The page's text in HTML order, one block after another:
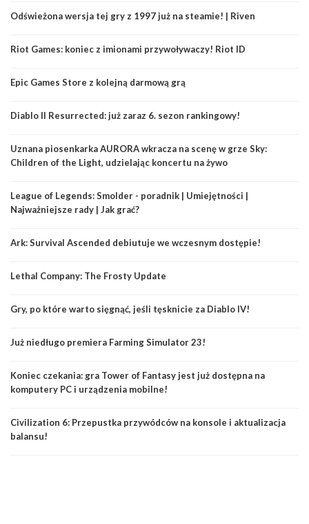
Odświeżona wersja tej gry z 1997 już na steamie! | Riven
Riot Games: koniec z imionami przywoływaczy! Riot ID
Epic Games Store z kolejną darmową grą
Diablo II Resurrected: już zaraz 6. sezon rankingowy!
Uznana piosenkarka AURORA wkracza na scenę w grze Sky:
Children of the Light, udzielając koncertu na żywo
League of Legends: Smolder - poradnik | Umiejętności |
Najważniejsze rady | Jak grać?
Ark: Survival Ascended debiutuje we wczesnym dostępie!
Lethal Company: The Frosty Update
Gry, po które warto sięgnąć, jeśli tęsknicie za Diablo IV!
Już niedługo premiera Farming Simulator 23!
Koniec czekania: gra Tower of Fantasy jest już dostępna na
komputery PC i urządzenia mobilne!
Civilization 6: Przepustka przywódców na konsole i aktualizacja
balansu!